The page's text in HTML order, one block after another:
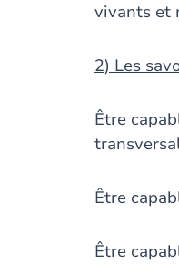
vivants et
2) Les
Être
Être
Être